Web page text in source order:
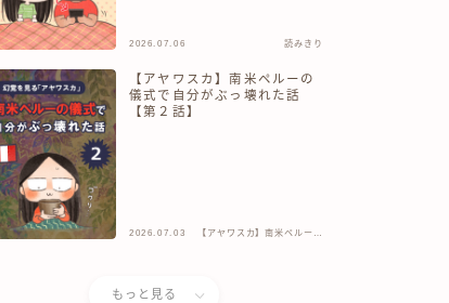
2026.07.06 読みきり
【アヤワスカ】南米ペルーの
儀式で自分がぶっ壊れた話
【第２話】
2026.07.03
【アヤワスカ】南米ペルーの
もっと見る